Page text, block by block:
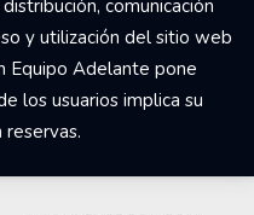
Equipo Adelante a quien
de los derechos de
forma y, en especial,
comunicación
y utilización del sitio web
Equipo Adelante pone